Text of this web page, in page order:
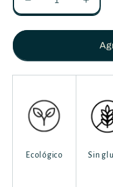
Reducir
cantidad
para
ecológica
de
Cacao
Avellanas
para
de
Ecológico Sin